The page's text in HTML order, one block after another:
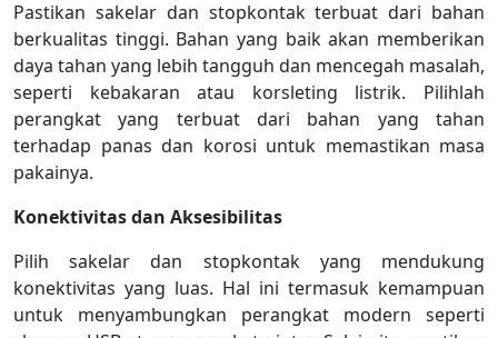
Pastikan sakelar dan stopkontak terbuat dari bahan
berkualitas tinggi. Bahan yang baik akan memberikan
daya tahan yang lebih tangguh dan mencegah masalah,
seperti kebakaran atau korsleting listrik. Pilihlah
perangkat yang terbuat dari bahan yang tahan
terhadap panas dan korosi untuk memastikan masa
pakainya.
Konektivitas dan Aksesibilitas
Pilih sakelar dan stopkontak yang mendukung
konektivitas yang luas. Hal ini termasuk kemampuan
untuk menyambungkan perangkat modern seperti